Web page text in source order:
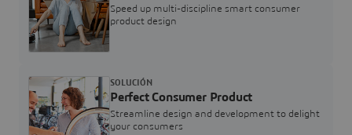
Speed up multi-discipline smart consumer
product design
Perfect Consumer Product
Streamline design and development to delight
your consumers
SOLUCIÓN